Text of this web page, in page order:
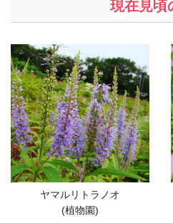
現在見頃
ヤマルリトラノオ
(植物園)